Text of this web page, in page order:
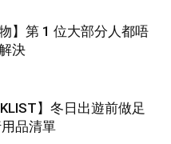
】第 1 位大部分人都唔
決
】冬日出遊前做足
品清單